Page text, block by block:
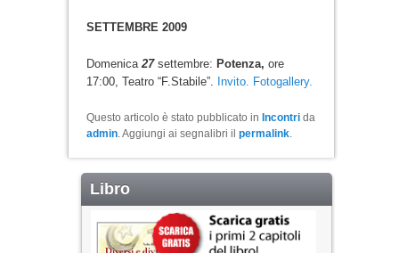
SETTEMBRE 2009
Domenica 27settembre: Potenza, ore
17:00, Teatro “F.Stabile”.
Invito. Fotogallery.
Questo articolo è stato pubblicato in Incontrida
admin. Aggiungi ai segnalibri il permalink.
Libro